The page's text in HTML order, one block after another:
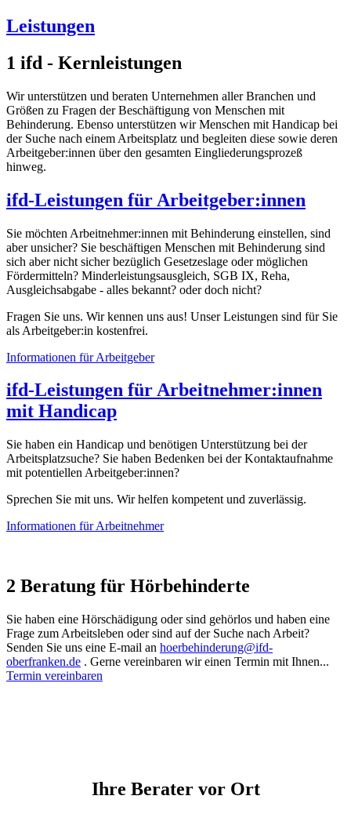
Leistungen
1 ifd - Kernleistungen
Wir unterstützen und beraten Unternehmen aller Branchen und
Größen zu Fragen der Beschäftigung von Menschen mit
Behinderung. Ebenso unterstützen wir Menschen mit Handicap bei
der Suche nach einem Arbeitsplatz und begleiten diese sowie deren
Arbeitgeber:innen über den gesamten Eingliederungsprozeß
hinweg.
ifd-Leistungen für Arbeitgeber:innen
Sie möchten Arbeitnehmer:innen mit Behinderung einstellen, sind
aber unsicher? Sie beschäftigen Menschen mit Behinderung sind
sich aber nicht sicher bezüglich Gesetzeslage oder möglichen
Fördermitteln? Minderleistungsausgleich, SGB IX, Reha,
Ausgleichsabgabe - alles bekannt? oder doch nicht?
Fragen Sie uns. Wir kennen uns aus! Unser Leistungen sind für Sie
als Arbeitgeber:in kostenfrei.
Informationen für Arbeitgeber
ifd-Leistungen für Arbeitnehmer:innen
mit Handicap
Sie haben ein Handicap und benötigen Unterstützung bei der
Arbeitsplatzsuche? Sie haben Bedenken bei der Kontaktaufnahme
mit potentiellen Arbeitgeber:innen?
Sprechen Sie mit uns. Wir helfen kompetent und zuverlässig.
Informationen für Arbeitnehmer
2 Beratung für Hörbehinderte
Sie haben eine Hörschädigung oder sind gehörlos und haben eine
Frage zum Arbeitsleben oder sind auf der Suche nach Arbeit?
Senden Sie uns eine E-mail an hoerbehinderung@ifd-
oberfranken.de . Gerne vereinbaren wir einen Termin mit Ihnen...
Termin vereinbaren
Ihre Berater vor Ort